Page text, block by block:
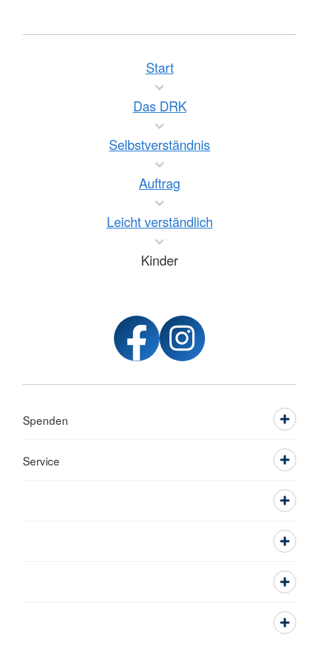
Start
Das DRK
Selbstverständnis
Auftrag
Leicht verständlich
Kinder
Spenden
Service